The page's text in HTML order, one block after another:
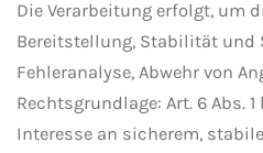
Die Verarbeitung erfolgt, um
Bereitstellung, Stabilität und
Fehleranalyse, Abwehr von
Rechtsgrundlage: Art. 6 Abs.
Interesse an sicherem,